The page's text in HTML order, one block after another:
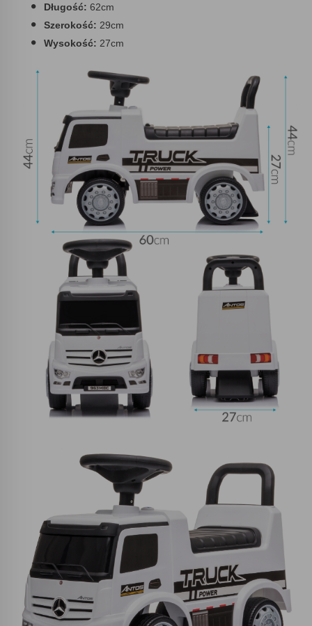
Długość: 62cm
Szerokość: 29cm
Wysokość: 27cm